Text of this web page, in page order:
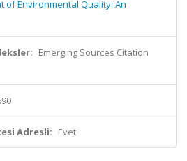
of Environmental Quality: An
Emerging Sources Citation
Adresli: Evet